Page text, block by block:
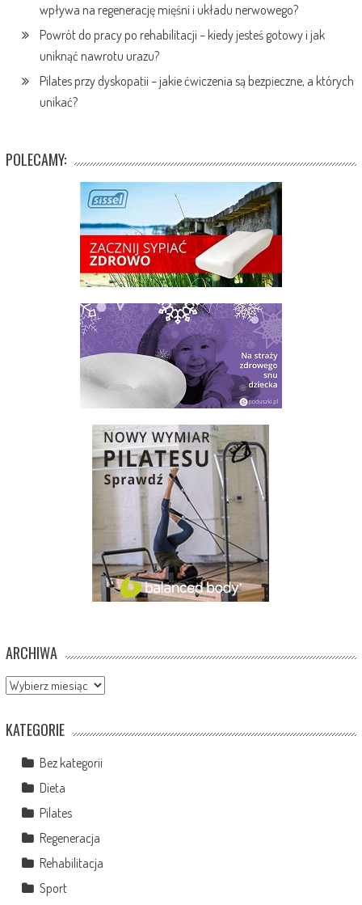
wpływa na regenerację mięśni i układu nerwowego?
Powrót do pracy po rehabilitacji – kiedy jesteś gotowy i jak
uniknąć nawrotu urazu?
Pilates przy dyskopatii – jakie ćwiczenia są bezpieczne, a których
unikać?
POLECAMY:
ARCHIWA
Archiwa
KATEGORIE
Bez kategorii
Dieta
Pilates
Regeneracja
Rehabilitacja
Sport